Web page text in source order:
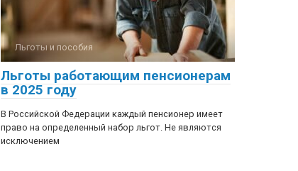
Льготы и пособия
Льготы работающим пенсионерам
в 2025 году
В Российской Федерации каждый пенсионер имеет
право на определенный набор льгот. Не являются
исключением